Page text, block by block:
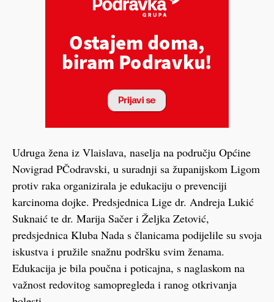
Udruga žena iz Vlaislava, naselja na području Općine
Novigrad PČodravski, u suradnji sa županijskom Ligom
protiv raka organizirala je edukaciju o prevenciji
karcinoma dojke. Predsjednica Lige dr. Andreja Lukić
Suknaić te dr. Marija Sačer i Željka Zetović,
predsjednica Kluba Nada s članicama podijelile su svoja
iskustva i pružile snažnu podršku svim ženama.
Edukacija je bila poučna i poticajna, s naglaskom na
važnost redovitog samopregleda i ranog otkrivanja